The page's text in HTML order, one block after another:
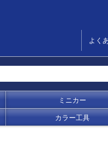
よく
ミニカー
カラー工具